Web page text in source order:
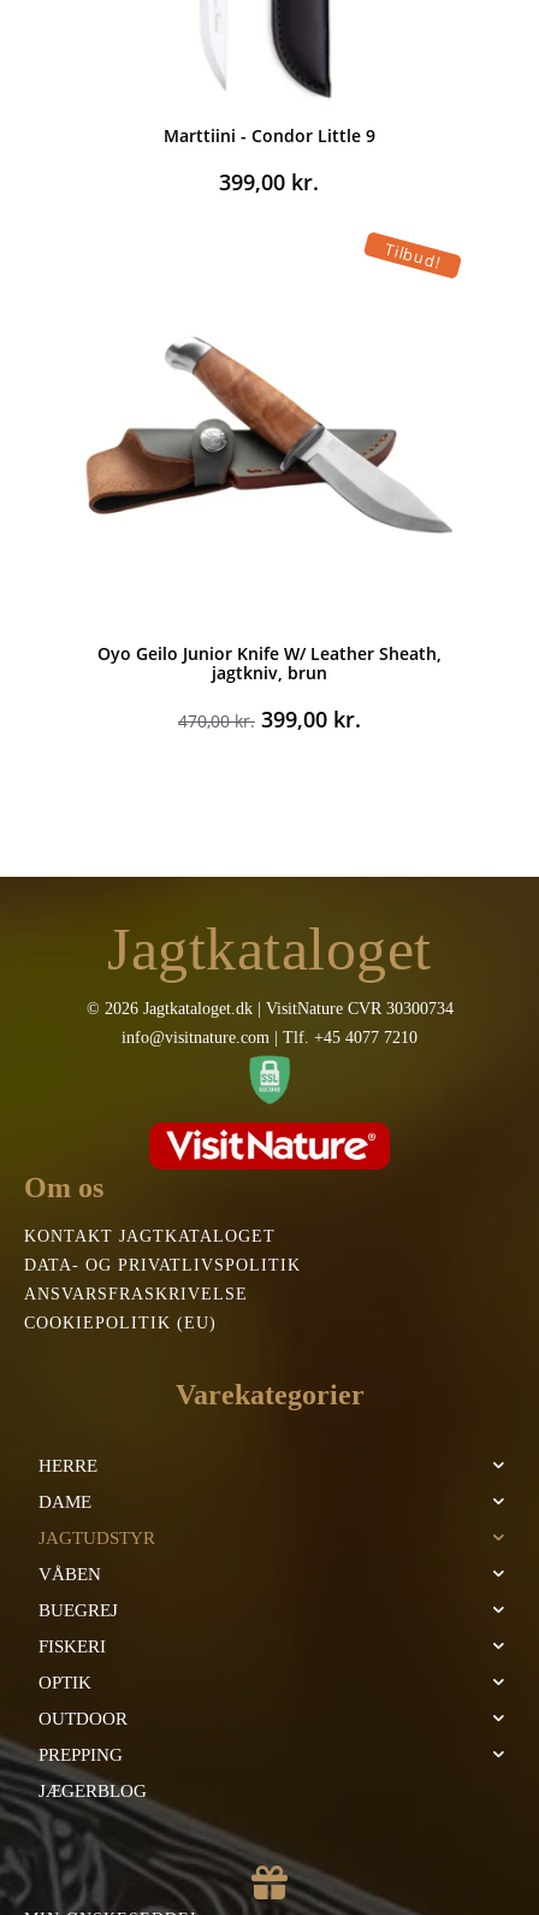
Marttiini - Condor Little 9
399,00 kr.
Tilbud!
Oyo Geilo Junior Knife W/ Leather Sheath,
jagtkniv, brun
470,00kr. Den
399,00 kr.Den
Jagtkataloget
© 2026 Jagtkataloget.dk | VisitNature CVR 30300734
info@visitnature.com | Tlf. +45 4077 7210
Om os
KONTAKT JAGTKATALOGET
DATA- OG PRIVATLIVSPOLITIK
ANSVARSFRASKRIVELSE
COOKIEPOLITIK (EU)
Varekategorier
HERRE
DAME
JAGTUDSTYR
VÅBEN
BUEGREJ
FISKERI
OPTIK
OUTDOOR
PREPPING
JÆGERBLOG